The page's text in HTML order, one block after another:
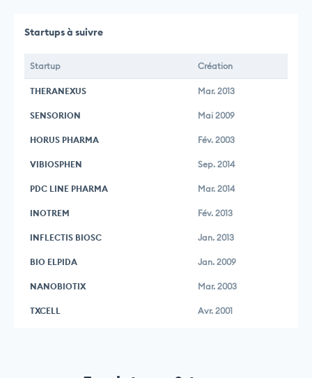
Startups à suivre
Startup Création
THERANEXUS Mar. 2013
SENSORION Mai 2009
HORUS PHARMA Fév. 2003
VIBIOSPHEN Sep. 2014
PDC LINE PHARMA Mar. 2014
INOTREM Fév. 2013
INFLECTIS BIOSC Jan. 2013
BIO ELPIDA Jan. 2009
NANOBIOTIX Mar. 2003
TXCELL Avr. 2001